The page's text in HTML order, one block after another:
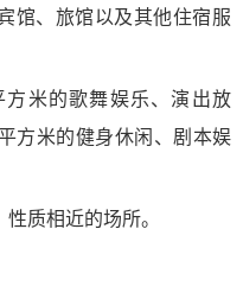
馆、旅馆以及其他住宿服
方米的歌舞娱乐、演出放
方米的健身休闲、剧本娱
质相近的场所。